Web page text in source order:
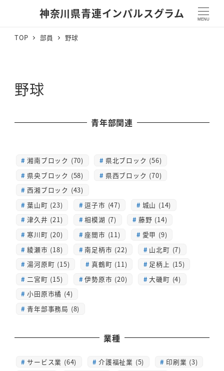
神奈川県青連インパルスグラム MENU
TOP 部員 野球
野球
青年部関連
湘南ブロック (70)
県北ブロック (56)
県央ブロック (58)
県西ブロック (70)
西湘ブロック (43)
葉山町 (23)
逗子市 (47)
城山 (14)
津久井 (21)
相模湖 (7)
藤野 (14)
寒川町 (20)
座間市 (11)
愛甲 (9)
綾瀬市 (18)
南足柄市 (22)
山北町 (7)
湯河原町 (15)
真鶴町 (11)
足柄上 (15)
二宮町 (15)
伊勢原市 (20)
大磯町 (4)
小田原市橘 (4)
青年部事務局 (8)
業種
サービス業 (64) 介護福祉業 (5)
印刷業 (3)